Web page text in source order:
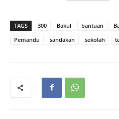
TAGS 300 Bakul bantuan
Pemandu
sandakan sekolah